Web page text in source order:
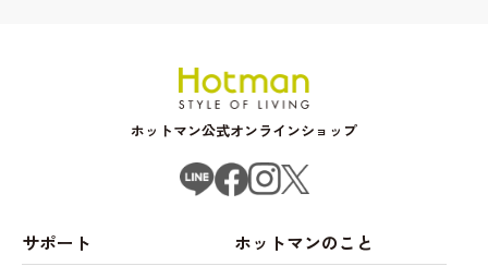
ホットマン公式オンラインショップ
サポート ホットマンのこと